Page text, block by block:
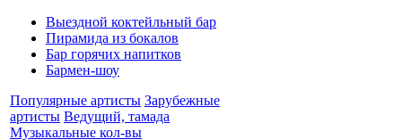
Выездной коктейльный бар
Пирамида из бокалов
Бар горячих напитков
Бармен-шоу
Популярные артисты Зарубежные
артисты Ведущий, тамада
Музыкальные кол-вы